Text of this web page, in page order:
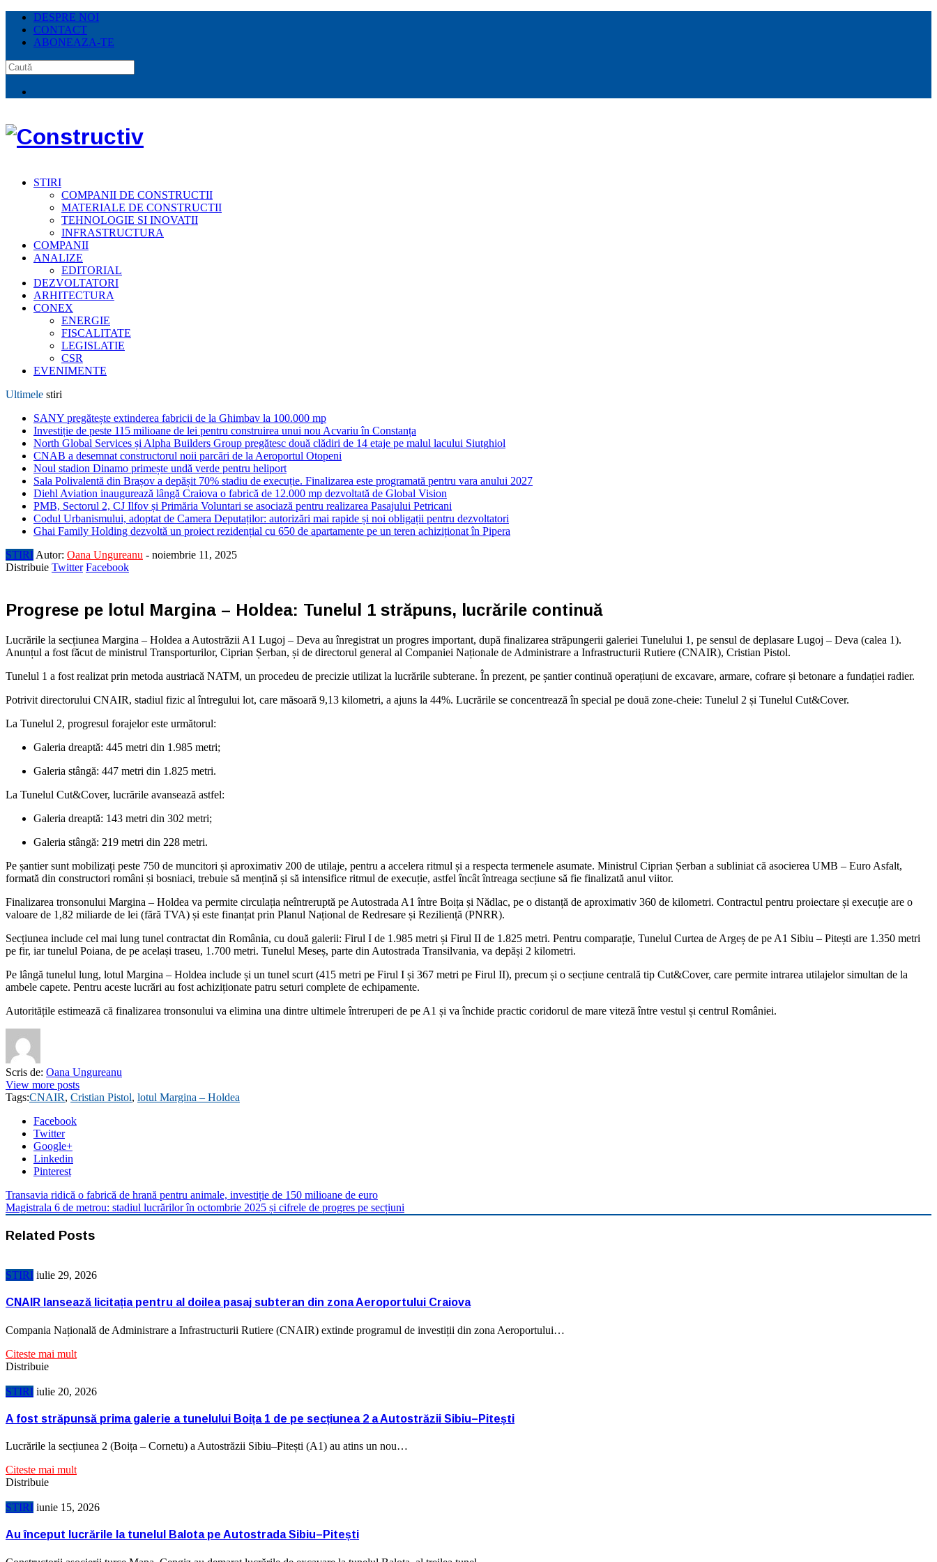
DESPRE NOI
CONTACT
ABONEAZA-TE
STIRI
COMPANII DE CONSTRUCTII
MATERIALE DE CONSTRUCTII
TEHNOLOGIE SI INOVATII
INFRASTRUCTURA
COMPANII
ANALIZE
EDITORIAL
DEZVOLTATORI
ARHITECTURA
CONEX
ENERGIE
FISCALITATE
LEGISLATIE
CSR
EVENIMENTE
Ultimele stiri
SANY pregătește extinderea fabricii de la Ghimbav la 100.000 mp
Investiție de peste 115 milioane de lei pentru construirea unui nou Acvariu în Constanța
North Global Services și Alpha Builders Group pregătesc două clădiri de 14 etaje pe malul lacului Siutghiol
CNAB a desemnat constructorul noii parcări de la Aeroportul Otopeni
Noul stadion Dinamo primește undă verde pentru heliport
Sala Polivalentă din Brașov a depășit 70% stadiu de execuție. Finalizarea este programată pentru vara anului 2027
Diehl Aviation inaugurează lângă Craiova o fabrică de 12.000 mp dezvoltată de Global Vision
PMB, Sectorul 2, CJ Ilfov și Primăria Voluntari se asociază pentru realizarea Pasajului Petricani
Codul Urbanismului, adoptat de Camera Deputaților: autorizări mai rapide și noi obligații pentru dezvoltatori
Ghai Family Holding dezvoltă un proiect rezidențial cu 650 de apartamente pe un teren achiziționat în Pipera
STIRI Autor: Oana Ungureanu - noiembrie 11, 2025
Distribuie Twitter Facebook
Progrese pe lotul Margina – Holdea: Tunelul 1 străpuns, lucrările continuă
Lucrările la secțiunea Margina – Holdea a Autostrăzii A1 Lugoj – Deva au înregistrat un progres important, după finalizarea străpungerii galeriei Tunelului 1, pe sensul de deplasare Lugoj – Deva (calea 1).
Anunțul a fost făcut de ministrul Transporturilor, Ciprian Șerban, și de directorul general al Companiei Naționale de Administrare a Infrastructurii Rutiere (CNAIR), Cristian Pistol.
Tunelul 1 a fost realizat prin metoda austriacă NATM, un procedeu de precizie utilizat la lucrările subterane. În prezent, pe șantier continuă operațiuni de excavare, armare, cofrare și betonare a fundației radier.
Potrivit directorului CNAIR, stadiul fizic al întregului lot, care măsoară 9,13 kilometri, a ajuns la 44%. Lucrările se concentrează în special pe două zone-cheie: Tunelul 2 și Tunelul Cut&Cover.
La Tunelul 2, progresul forajelor este următorul:
Galeria dreaptă: 445 metri din 1.985 metri;
Galeria stângă: 447 metri din 1.825 metri.
La Tunelul Cut&Cover, lucrările avansează astfel:
Galeria dreaptă: 143 metri din 302 metri;
Galeria stângă: 219 metri din 228 metri.
Pe șantier sunt mobilizați peste 750 de muncitori și aproximativ 200 de utilaje, pentru a accelera ritmul și a respecta termenele asumate. Ministrul Ciprian Șerban a subliniat că asocierea UMB – Euro Asfalt,
formată din constructori români și bosniaci, trebuie să mențină și să intensifice ritmul de execuție, astfel încât întreaga secțiune să fie finalizată anul viitor.
Finalizarea tronsonului Margina – Holdea va permite circulația neîntreruptă pe Autostrada A1 între Boița și Nădlac, pe o distanță de aproximativ 360 de kilometri. Contractul pentru proiectare și execuție are o
valoare de 1,82 miliarde de lei (fără TVA) și este finanțat prin Planul Național de Redresare și Reziliență (PNRR).
Secțiunea include cel mai lung tunel contractat din România, cu două galerii: Firul I de 1.985 metri și Firul II de 1.825 metri. Pentru comparație, Tunelul Curtea de Argeș de pe A1 Sibiu – Pitești are 1.350 metri
pe fir, iar tunelul Poiana, de pe același traseu, 1.700 metri. Tunelul Meseș, parte din Autostrada Transilvania, va depăși 2 kilometri.
Pe lângă tunelul lung, lotul Margina – Holdea include și un tunel scurt (415 metri pe Firul I și 367 metri pe Firul II), precum și o secțiune centrală tip Cut&Cover, care permite intrarea utilajelor simultan de la
ambele capete. Pentru aceste lucrări au fost achiziționate patru seturi complete de echipamente.
Autoritățile estimează că finalizarea tronsonului va elimina una dintre ultimele întreruperi de pe A1 și va închide practic coridorul de mare viteză între vestul și centrul României.
Scris de: Oana Ungureanu
View more posts
Tags:CNAIR, Cristian Pistol, lotul Margina – Holdea
Facebook
Twitter
Google+
Linkedin
Pinterest
Transavia ridică o fabrică de hrană pentru animale, investiție de 150 milioane de euro
Magistrala 6 de metrou: stadiul lucrărilor în octombrie 2025 și cifrele de progres pe secțiuni
Related Posts
STIRI iulie 29, 2026
CNAIR lansează licitația pentru al doilea pasaj subteran din zona Aeroportului Craiova
Compania Națională de Administrare a Infrastructurii Rutiere (CNAIR) extinde programul de investiții din zona Aeroportului…
Citeste mai mult
Distribuie
STIRI iulie 20, 2026
A fost străpunsă prima galerie a tunelului Boița 1 de pe secțiunea 2 a Autostrăzii Sibiu–Pitești
Lucrările la secțiunea 2 (Boița – Cornetu) a Autostrăzii Sibiu–Pitești (A1) au atins un nou…
Citeste mai mult
Distribuie
STIRI iunie 15, 2026
Au început lucrările la tunelul Balota pe Autostrada Sibiu–Pitești